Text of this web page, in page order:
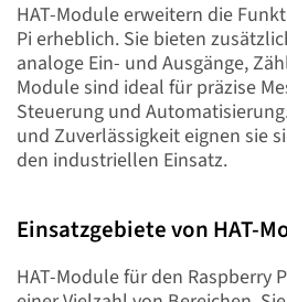
HAT-Module erweitern die
Pi erheblich. Sie bieten
analoge Ein- und Ausgänge,
Module sind ideal für präzise
Steuerung und
und Zuverlässigkeit eignen sie
den industriellen Einsatz.
Einsatzgebiete von HAT-
HAT-Module für den Raspberry